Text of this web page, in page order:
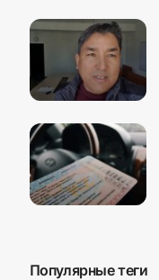
Популярные теги